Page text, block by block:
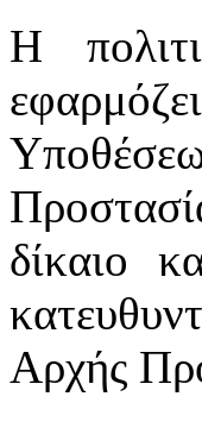
Η
δίκαιο
Αρχής